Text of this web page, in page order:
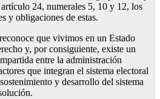
24, numerales 5, 10 y 12, los
y obligaciones de estas.
que vivimos en un Estado
y, por consiguiente, existe un
entre la administración
que integran el sistema electoral
y desarrollo del sistema